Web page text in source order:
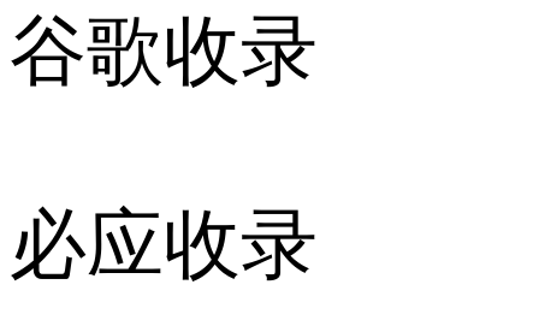
谷歌收录
必应收录